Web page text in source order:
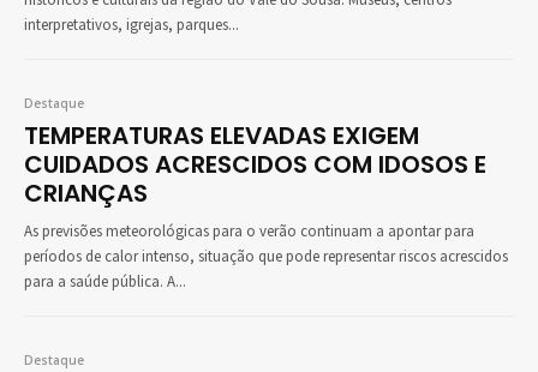
interpretativos, igrejas, parques...
Destaque
TEMPERATURAS ELEVADAS EXIGEM
CUIDADOS ACRESCIDOS COM IDOSOS E
CRIANÇAS
As previsões meteorológicas para o verão continuam a apontar para
períodos de calor intenso, situação que pode representar riscos acrescidos
para a saúde pública. A...
Destaque